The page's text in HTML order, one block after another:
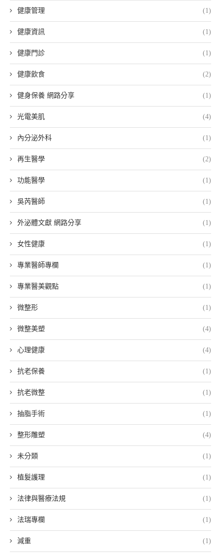
健康管理 (1)
健康資訊 (1)
健康門診 (1)
健康飲食 (2)
健身保養 網路分享 (1)
光電美肌 (4)
內分泌外科 (1)
再生醫學 (2)
功能醫學 (1)
吳芮醫師 (1)
外泌體文獻 網路分享 (1)
女性健康 (1)
專業醫師專欄 (1)
專業醫美觀點 (1)
微整形 (1)
微整美塑 (4)
心理健康 (4)
抗老保養 (1)
抗老微整 (1)
抽脂手術 (1)
整形雕塑 (4)
未分類 (1)
植髮護理 (1)
法律與醫療法規 (1)
法瑞專欄 (1)
減重 (1)